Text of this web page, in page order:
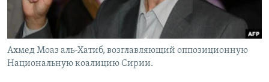
Ахмед Моаз аль-Хатиб, возглавляющий оппозиционную
Национальную коалицию Сирии.